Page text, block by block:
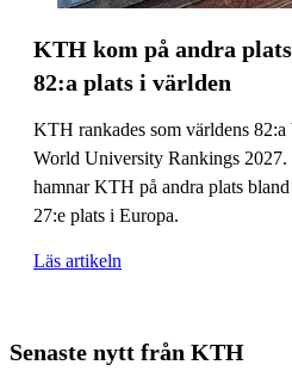
KTH kom på andra
82:a plats i världen
KTH rankades som världens 82:a
World University Rankings 2027.
hamnar KTH på andra plats
27:e plats i Europa.
Läs artikeln
Senaste nytt från KTH